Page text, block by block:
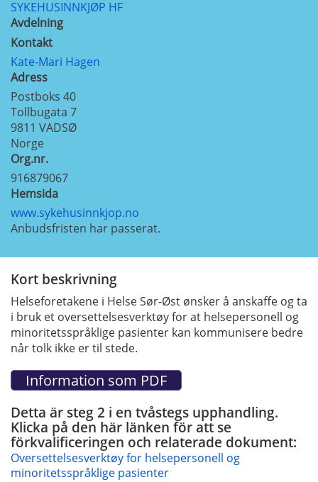
SYKEHUSINNKJØP HF
Avdelning
Kontakt
Kate-Mari Hagen
Adress
Postboks 40
Tollbugata 7
9811 VADSØ
Norge
Org.nr.
916879067
Hemsida
www.sykehusinnkjop.no
Anbudsfristen har passerat.
Kort beskrivning
Helseforetakene i Helse Sør-Øst ønsker å anskaffe og ta
i bruk et oversettelsesverktøy for at helsepersonell og
minoritetsspråklige pasienter kan kommunisere bedre
når tolk ikke er til stede.
Detta är steg 2 i en tvåstegs upphandling.
Klicka på den här länken för att se
förkvalificeringen och relaterade dokument:
Oversettelsesverktøy for helsepersonell og
minoritetsspråklige pasienter